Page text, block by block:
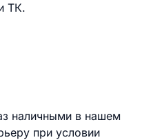
ТК.
наличными в нашем
при условии